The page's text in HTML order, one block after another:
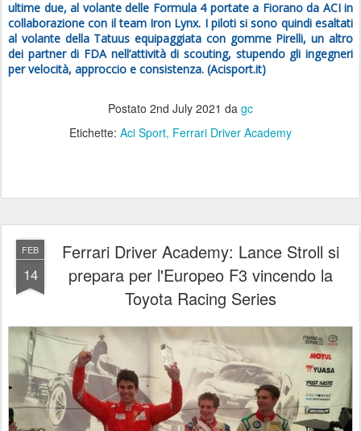
ultime due, al volante delle Formula 4 portate a Fiorano da ACI in
collaborazione con il team Iron Lynx. I piloti si sono quindi esaltati
al volante della Tatuus equipaggiata con gomme Pirelli, un altro
dei partner di FDA nell’attività di scouting, stupendo gli ingegneri
per velocità, approccio e consistenza. (Acisport.it)
Postato 2nd July 2021 da gc
Etichette: Aci Sport Ferrari Driver Academy
FEB
14
Ferrari Driver Academy: Lance Stroll si
prepara per l'Europeo F3 vincendo la
Toyota Racing Series